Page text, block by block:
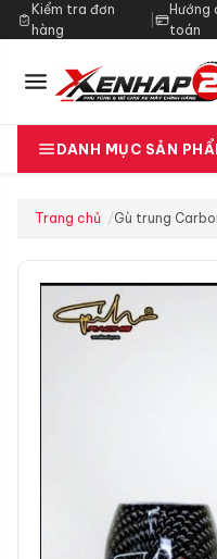
Kiểm tra đơn
hàng
|
Hướng
toán
DANH MỤC SẢN
Trang chủ Gù trung